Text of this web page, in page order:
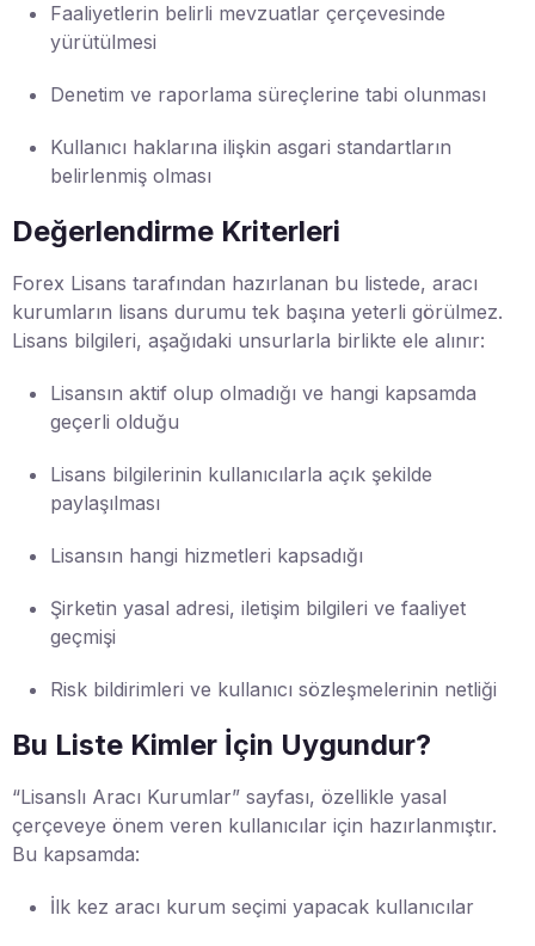
Faaliyetlerin belirli mevzuatlar çerçevesinde
yürütülmesi
Denetim ve raporlama süreçlerine tabi olunması
Kullanıcı haklarına ilişkin asgari standartların
belirlenmiş olması
Değerlendirme Kriterleri
Forex Lisans tarafından hazırlanan bu listede, aracı
kurumların lisans durumu tek başına yeterli görülmez.
Lisans bilgileri, aşağıdaki unsurlarla birlikte ele alınır:
Lisansın aktif olup olmadığı ve hangi kapsamda
geçerli olduğu
Lisans bilgilerinin kullanıcılarla açık şekilde
paylaşılması
Lisansın hangi hizmetleri kapsadığı
Şirketin yasal adresi, iletişim bilgileri ve faaliyet
geçmişi
Risk bildirimleri ve kullanıcı sözleşmelerinin netliği
Bu Liste Kimler İçin Uygundur?
“Lisanslı Aracı Kurumlar” sayfası, özellikle yasal
çerçeveye önem veren kullanıcılar için hazırlanmıştır.
Bu kapsamda:
İlk kez aracı kurum seçimi yapacak kullanıcılar